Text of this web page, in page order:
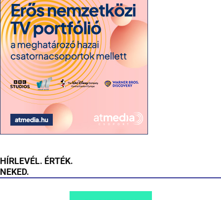
HÍRLEVÉL. ÉRTÉK.
NEKED.